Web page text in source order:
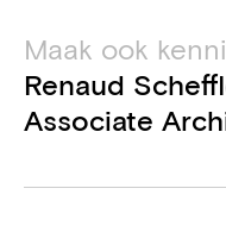
Maak ook
Renaud
Associate